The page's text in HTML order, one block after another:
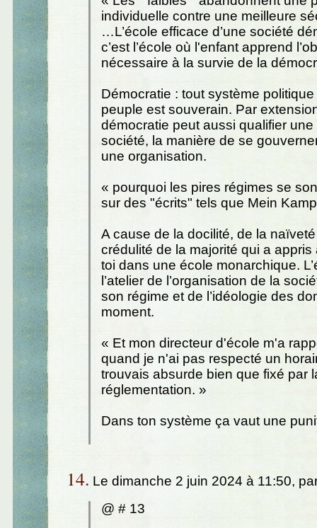
individuelle contre une meilleure
…L’école efficace d’une société
c’est l’école où l'enfant apprend
nécessaire à la survie de la
Démocratie : tout système
peuple est souverain. Par
démocratie peut aussi qualifier une
société, la manière de se
une organisation.
« pourquoi les pires régimes se
sur des "écrits" tels que Mein
A cause de la docilité, de la
crédulité de la majorité qui a appris
toi dans une école monarchique.
l’atelier de l’organisation de la
son régime et de l’idéologie des
moment.
« Et mon directeur d'école m'a
quand je n'ai pas respecté un
trouvais absurde bien que fixé par
réglementation. »
Dans ton système ça vaut une
14. Le dimanche 2 juin 2024 à 11:50,
@ # 13